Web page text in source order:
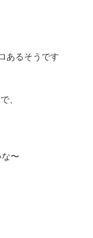
あるそうです
、
〜